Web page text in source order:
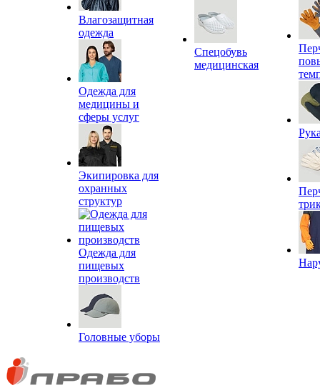
Влагозащитная
одежда
Одежда для
медицины и
сферы услуг
Экипировка для
охранных
структур
Одежда для
пищевых
производств
Головные уборы
Спецобувь
медицинская